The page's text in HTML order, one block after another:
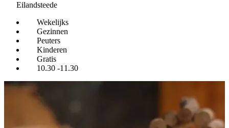
Eilandsteede
Wekelijks
Gezinnen
Peuters
Kinderen
Gratis
10.30 -11.30